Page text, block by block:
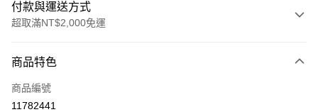
付款與運送方式
超取滿NT$2,000免運
信用卡一次付款
超商取貨付款
商品特色
商品編號
11782441